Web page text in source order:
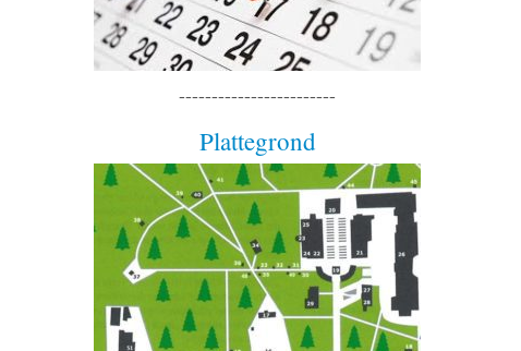
------------------------
Plattegrond